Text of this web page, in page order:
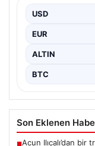
USD
EUR
ALTIN
BTC
Son Eklenen
■Acun Ilıcalı’dan